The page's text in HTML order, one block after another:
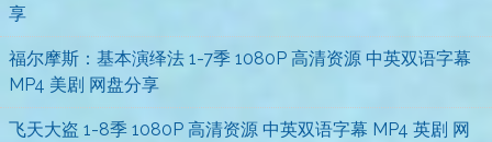
享
福尔摩斯：基本演绎法 1-7季 1080P 高清资源 中英双语字幕
MP4 美剧 网盘分享
飞天大盗 1-8季 1080P 高清资源 中英双语字幕 MP4 英剧 网